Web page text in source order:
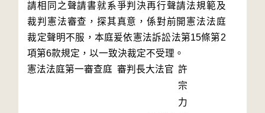
請相同之聲請書就系爭判決再行聲請法規範及
裁判憲法審查，探其真意，係對前開憲法法庭
裁定聲明不服，本庭爰依憲法訴訟法第15條第2
項第6款規定，以一致決裁定不受理。
憲法法庭第一審查庭 審判長大法官 許
宗
力